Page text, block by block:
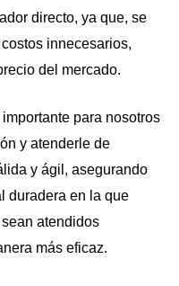
directo, ya que, se
innecesarios,
del mercado.
importante para nosotros
y atenderle de
y ágil, asegurando
duradera en la que
atendidos
más eficaz.